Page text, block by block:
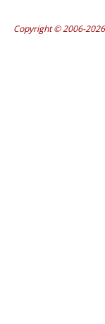
Copyright © 2006-